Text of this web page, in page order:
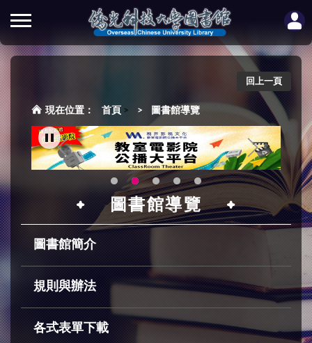
回上一頁
首頁 > 圖書館導覽
圖書館導覽
圖書館簡介
規則與辦法
各式表單下載